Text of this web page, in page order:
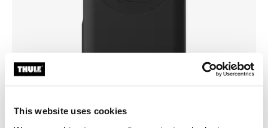
This website uses cookies